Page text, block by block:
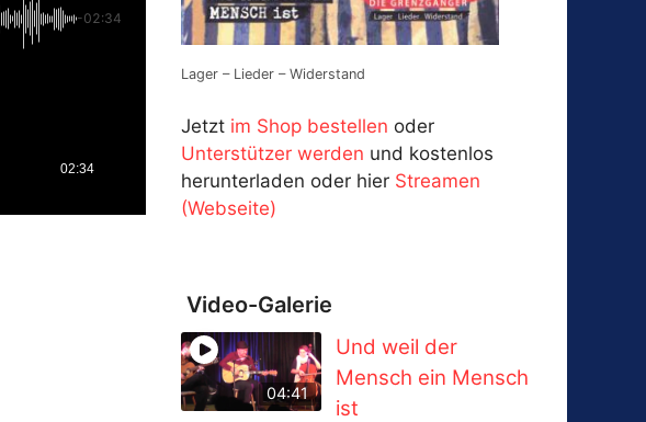
-02:34
02:34
Lager – Lieder – Widerstand
Jetzt im Shop bestellen oder
Unterstützer werden und kostenlos
herunterladen oder hier Streamen
(Webseite)
Video-Galerie
04:41
Und weil der
Mensch ein Mensch
ist